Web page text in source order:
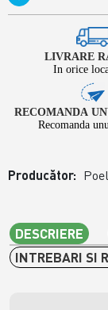
LIVRARE
In orice
RECOMANDA
Recomanda
Producător:
DESCRIERE
INTREBARI SI